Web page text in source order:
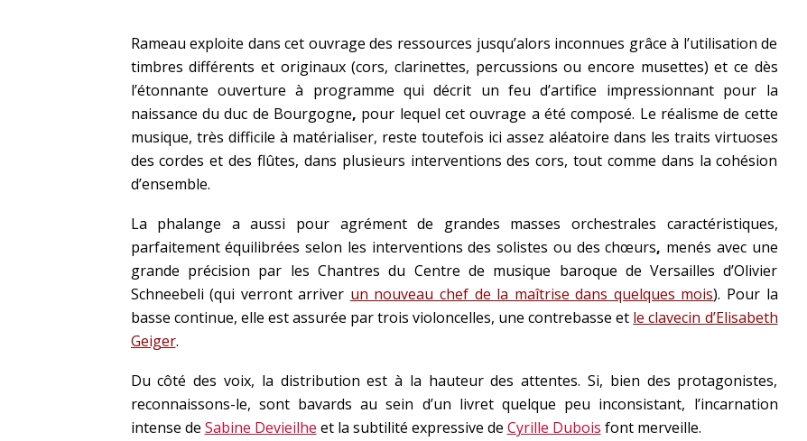
Rameau exploite dans cet ouvrage des ressources jusqu’alors inconnues grâce à l’utilisation de
timbres différents et originaux (cors, clarinettes, percussions ou encore musettes) et ce dès
l’étonnante ouverture à programme qui décrit un feu d’artifice impressionnant pour la
naissance du duc de Bourgogne, pour lequel cet ouvrage a été composé. Le réalisme de cette
musique, très difficile à matérialiser, reste toutefois ici assez aléatoire dans les traits virtuoses
des cordes et des flûtes, dans plusieurs interventions des cors, tout comme dans la cohésion
d’ensemble.
La phalange a aussi pour agrément de grandes masses orchestrales caractéristiques,
parfaitement équilibrées selon les interventions des solistes ou des chœurs, menés avec une
grande précision par les Chantres du Centre de musique baroque de Versailles d’Olivier
Schneebeli (qui verront arriver un nouveau chef de la maîtrise dans quelques mois). Pour la
basse continue, elle est assurée par trois violoncelles, une contrebasse et le clavecin d’Elisabeth
Geiger.
Du côté des voix, la distribution est à la hauteur des attentes. Si, bien des protagonistes,
reconnaissons-le, sont bavards au sein d’un livret quelque peu inconsistant, l’incarnation
intense de Sabine Devieilhe et la subtilité expressive de Cyrille Dubois font merveille.